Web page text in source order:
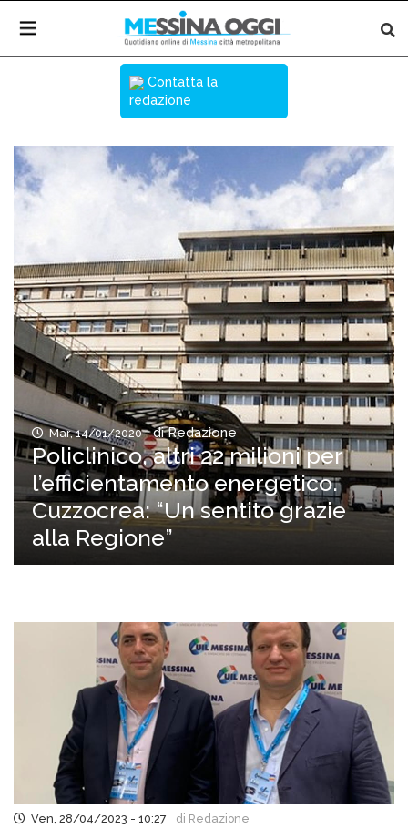
Contatta la
redazione
Mar, 14/01/2020 di Redazione
Policlinico, altri 22 milioni per
l’efficientamento energetico.
Cuzzocrea: “Un sentito grazie
alla Regione”
Ven, 28/04/2023 - 10:27 di Redazione